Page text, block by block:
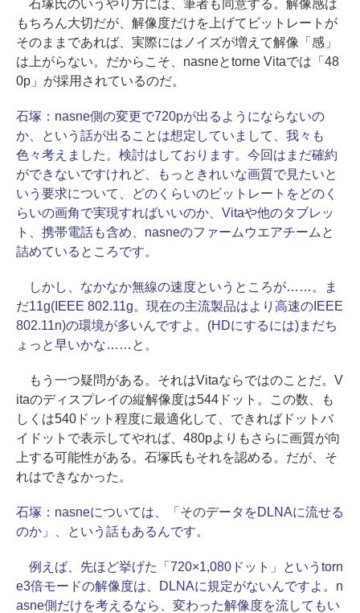
石塚氏のいうやり方には、筆者も同意する。解像感は
もちろん大切だが、解像度だけを上げてビットレートが
そのままであれば、実際にはノイズが増えて解像「感」
は上がらない。だからこそ、nasneとtorne Vitaでは「48
0p」が採用されているのだ。
石塚： nasne側の変更で720pが出るようにならないの
か、という話が出ることは想定していまして、我々も
色々考えました。検討はしております。今回はまだ確約
ができないですけれど、もっときれいな画質で見たいと
いう要求について、どのくらいのビットレートをどのく
らいの画角で実現すればいいのか、Vitaや他のタブレッ
ト、携帯電話も含め、nasneのファームウエアチームと
詰めているところです。
しかし、なかなか無線の速度というところが……。ま
だ11g(IEEE 802.11g。現在の主流製品はより高速のIEEE
802.11n)の環境が多いんですよ。(HDにするには)まだち
ょっと早いかな……と。
もう一つ疑問がある。それはVitaならではのことだ。V
itaのディスプレイの縦解像度は544ドット。この数、も
しくは540ドット程度に最適化して、できればドットバ
イドットで表示してやれば、480pよりもさらに画質が向
上する可能性がある。石塚氏もそれを認める。だが、そ
れはできなかった。
石塚： nasneについては、「そのデータをDLNAに流せる
のか」、という話もあるんです。
例えば、先ほど挙げた「720×1,080ドット」というtorn
e3倍モードの解像度は、DLNAに規定がないんですよ。n
asne側だけを考えるなら、変わった解像度を流してもい